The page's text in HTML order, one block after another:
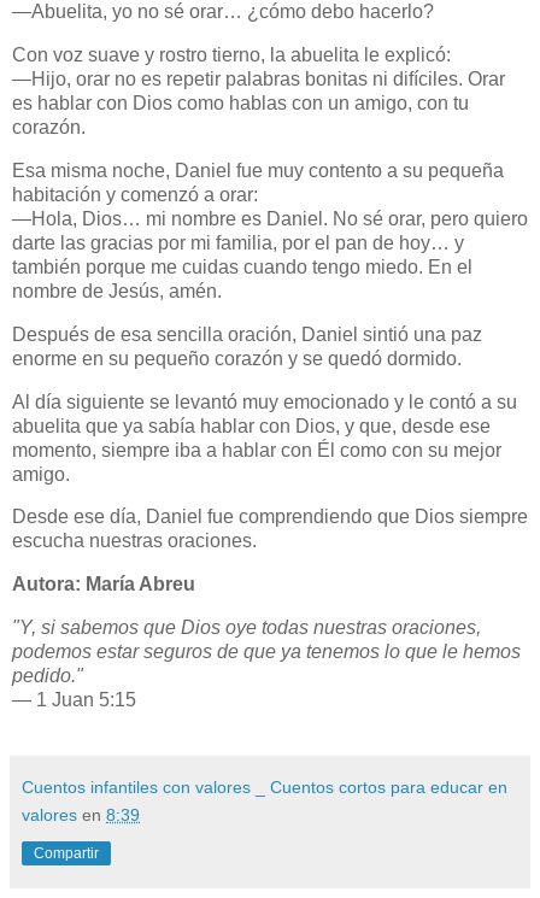
—Abuelita, yo no sé orar… ¿cómo debo hacerlo?
Con voz suave y rostro tierno, la abuelita le explicó:
—Hijo, orar no es repetir palabras bonitas ni difíciles. Orar
es hablar con Dios como hablas con un amigo, con tu
corazón.
Esa misma noche, Daniel fue muy contento a su pequeña
habitación y comenzó a orar:
—Hola, Dios… mi nombre es Daniel. No sé orar, pero quiero
darte las gracias por mi familia, por el pan de hoy… y
también porque me cuidas cuando tengo miedo. En el
nombre de Jesús, amén.
Después de esa sencilla oración, Daniel sintió una paz
enorme en su pequeño corazón y se quedó dormido.
Al día siguiente se levantó muy emocionado y le contó a su
abuelita que ya sabía hablar con Dios, y que, desde ese
momento, siempre iba a hablar con Él como con su mejor
amigo.
Desde ese día, Daniel fue comprendiendo que Dios siempre
escucha nuestras oraciones.
Autora: María Abreu
"Y, si sabemos que Dios oye todas nuestras oraciones,
podemos estar seguros de que ya tenemos lo que le hemos
pedido."
— 1 Juan 5:15
Cuentos infantiles con valores _ Cuentos cortos para educar en
valores en 8:39
Compartir